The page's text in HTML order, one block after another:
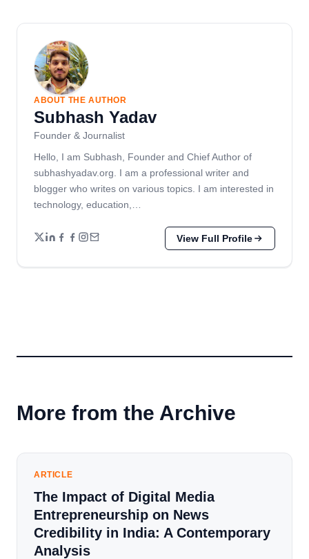
ABOUT THE AUTHOR
Subhash Yadav
Founder & Journalist
Hello, I am Subhash, Founder and Chief Author of
subhashyadav.org. I am a professional writer and
blogger who writes on various topics. I am interested in
technology, education,…
View Full Profile
More from the Archive
ARTICLE
The Impact of Digital Media
Entrepreneurship on News
Credibility in India: A Contemporary
Analysis